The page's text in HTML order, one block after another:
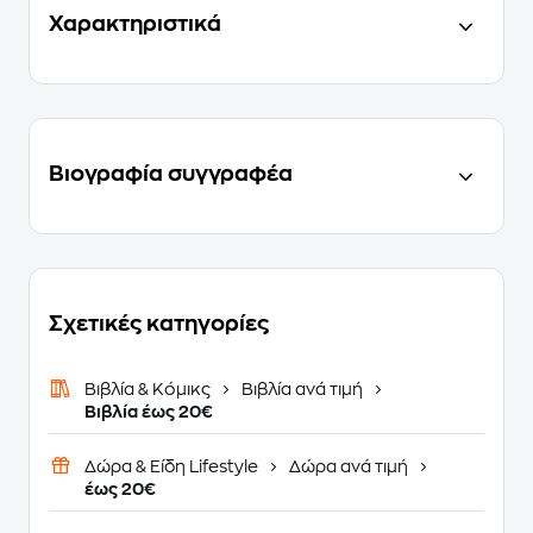
Χαρακτηριστικά
Βιογραφία συγγραφέα
Σχετικές κατηγορίες
Βιβλία & Κόμικς
Βιβλία ανά τιμή
Βιβλία έως 20€
Δώρα & Είδη Lifestyle
Δώρα ανά τιμή
έως 20€